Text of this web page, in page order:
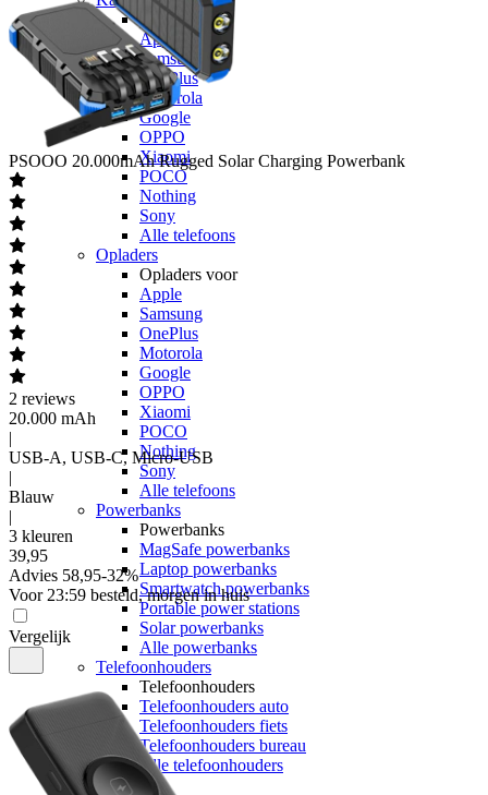
Kabels voor
Apple
Samsung
OnePlus
Motorola
Google
OPPO
Xiaomi
POCO
Nothing
Sony
Alle telefoons
Opladers
Opladers voor
Apple
Samsung
OnePlus
Motorola
Google
OPPO
Xiaomi
POCO
Nothing
Sony
Alle telefoons
Powerbanks
Powerbanks
MagSafe powerbanks
Laptop powerbanks
Smartwatch powerbanks
Portable power stations
Solar powerbanks
Alle powerbanks
Telefoonhouders
Telefoonhouders
Telefoonhouders auto
Telefoonhouders fiets
Telefoonhouders bureau
Alle telefoonhouders
Geheugen
PSOOO 20.000mAh Rugged Solar Charging Powerbank
2 reviews
20.000 mAh
|
USB-A, USB-C, Micro-USB
|
Blauw
|
3 kleuren
39,95
Advies 58,95-32%
Voor 23:59 besteld, morgen in huis
Vergelijk